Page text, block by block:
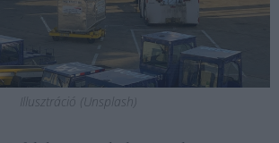
Illusztráció (Unsplash)